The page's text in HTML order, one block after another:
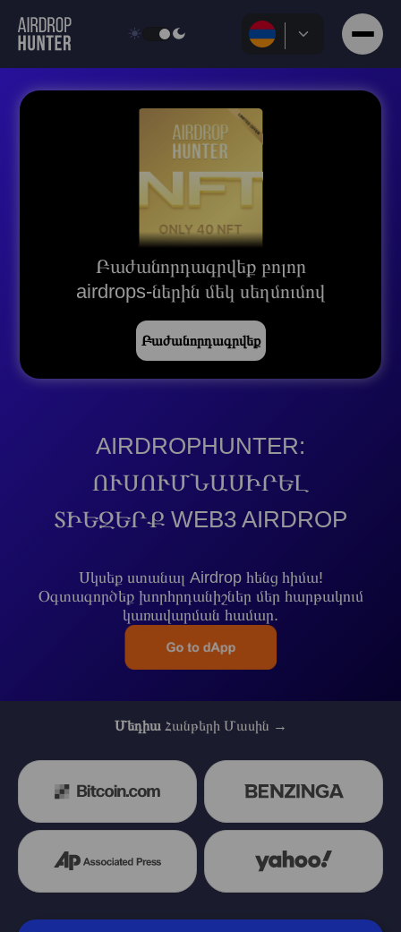
Բաժանորդագրվեք բոլոր
airdrops-ներին մեկ սեղմումով
Բաժանորդագրվեք
AIRDROPHUNTER:
ՈՒՍՈՒՄՆԱՍԻՐԵԼ
ՏԻԵԶԵՐՔ WEB3 AIRDROP
Սկսեք ստանալ Airdrop հենց հիմա!
Օգտագործեք խորհրդանիշներ մեր հարթակում
կառավարման համար.
Մեդիա Հանթերի Մասին →